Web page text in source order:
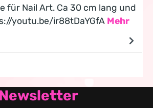
für Nail Art. Ca 30 cm lang und
youtu.be/ir88tDaYGfA Mehr
Newsletter